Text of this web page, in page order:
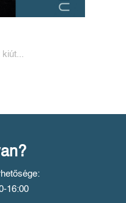
16:00